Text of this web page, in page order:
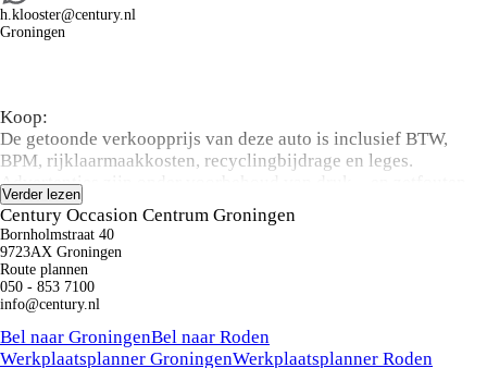
h.klooster@century.nl
Groningen
Koop:
De getoonde verkoopprijs van deze auto is inclusief BTW,
BPM, rijklaarmaakkosten, recyclingbijdrage en leges.
Advertenties zijn onder voorbehoud van druk – en zetfouten.
De vermelde actieradius kan variëren door rijstijl, snelheid,
gebruik van comfort-/nevenverbruikers, buitentemperatuur,
aantal passagiers/bagage, gekozen rijprofiel en topografische
omstandigheden.
Private Lease:
Century Autogroep is dé Private Lease dealer van Noord-
Nederland! Sluit u een Private Lease contract af, dan kopen wij
Verder lezen
Century Occasion Centrum Groningen
Bornholmstraat 40
9723AX Groningen
Route plannen
050 - 853 7100
info@century.nl
Bel naar GroningenBel naar Roden
Werkplaatsplanner GroningenWerkplaatsplanner Roden